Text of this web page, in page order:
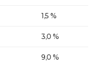
1,5 %
3,0 %
9,0 %